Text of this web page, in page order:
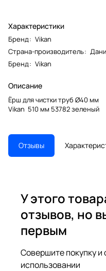
Характеристики
Бренд: Vikan
Страна-производитель:
Бренд: Vikan
Описание
Ёрш для чистки труб Ø40 мм
Vikan 510 мм 53782 зеленый
Отзывы
У этого
отзывов, но
первым
Совершите покупку и
использовании